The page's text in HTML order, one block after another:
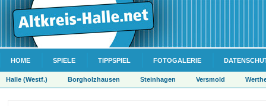
HOME SPIELE TIPPSPIEL FOTOGALERIE
Halle (Westf.) Borgholzhausen Steinhagen Versmold